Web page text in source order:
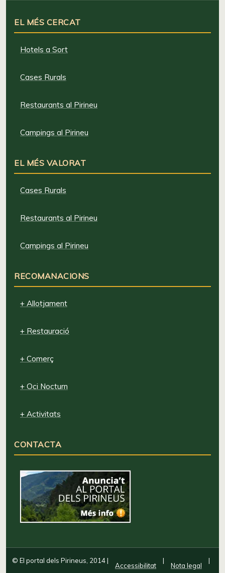
EL MÉS CERCAT
Hotels a Sort
Cases Rurals
Restaurants al Pirineu
Campings al Pirineu
EL MÉS VALORAT
Cases Rurals
Restaurants al Pirineu
Campings al Pirineu
RECOMANACIONS
+ Allotjament
+ Restauració
+ Comerç
+ Oci Nocturn
+ Activitats
CONTACTA
© El portal dels Pirineus, 2014|
Accessibilitat
|
Nota legal
|